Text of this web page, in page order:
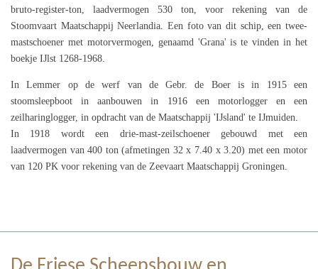
bruto-register-ton, laadvermogen 530 ton, voor rekening van de
Stoomvaart Maatschappij Neerlandia. Een foto van dit schip, een twee-
mastschoener met motorvermogen, genaamd 'Grana' is te vinden in het
boekje IJlst 1268-1968.
In Lemmer op de werf van de Gebr. de Boer is in 1915 een
stoomsleepboot in aanbouwen in 1916 een motorlogger en een
zeilharinglogger, in opdracht van de Maatschappij 'IJsland' te IJmuiden.
In 1918 wordt een drie-mast-zeilschoener gebouwd met een
laadvermogen van 400 ton (afmetingen 32 x 7.40 x 3.20) met een motor
van 120 PK voor rekening van de Zeevaart Maatschappij Groningen.